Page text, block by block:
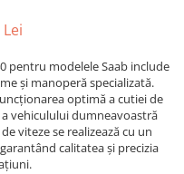
pentru modelele Saab include
și manoperă specializată.
optimă a cutiei de
vehiculului dumneavoastră
viteze se realizează cu un
calitatea și precizia